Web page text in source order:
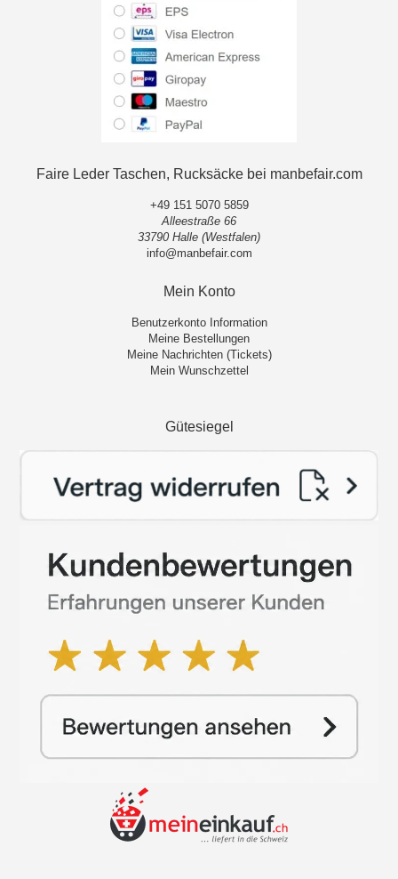
Faire Leder Taschen, Rucksäcke bei manbefair.com
+49 151 5070 5859
Alleestraße 66
33790 Halle (Westfalen)
info@manbefair.com
Mein Konto
Benutzerkonto Information
Meine Bestellungen
Meine Nachrichten (Tickets)
Mein Wunschzettel
Gütesiegel